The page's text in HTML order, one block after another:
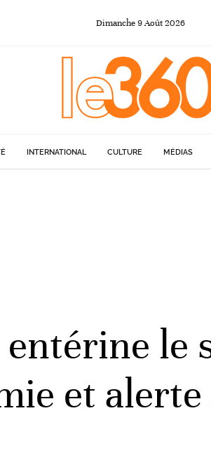
Dimanche 9Août 2026
INTERNATIONAL CULTURE MÉDIAS
entérine
et